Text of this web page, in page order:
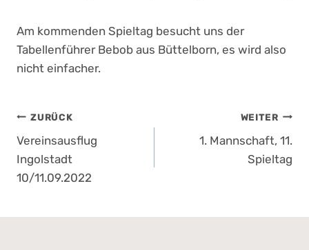
Am kommenden Spieltag besucht uns der
Tabellenführer Bebob aus Büttelborn, es wird also
nicht einfacher.
Beitragsnavigation
ZURÜCK
Vereinsausflug
Ingolstadt
10/11.09.2022
WEITER
1. Mannschaft, 11.
Spieltag